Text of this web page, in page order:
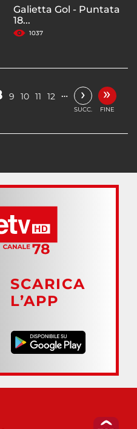
Galietta Gol - Puntata
18...
1037
9 10 11 12 … ›
SUCC.
»
FINE
SCARICA
L’APP